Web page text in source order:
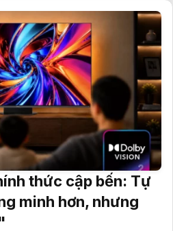
thức cập bến: Tự
minh hơn, nhưng